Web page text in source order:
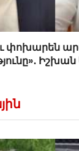
փոխարեն